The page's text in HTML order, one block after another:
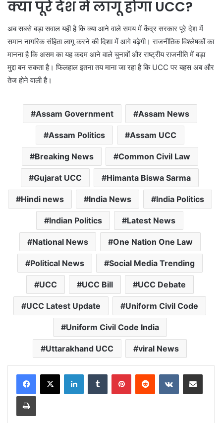
क्या पूरे देश में लागू होगा UCC?
अब सबसे बड़ा सवाल यही है कि क्या आने वाले समय में केंद्र सरकार पूरे देश में
समान नागरिक संहिता लागू करने की दिशा में आगे बढ़ेगी। राजनीतिक विश्लेषकों का
मानना है कि असम का यह कदम आने वाले चुनावों और राष्ट्रीय राजनीति में बड़ा
मुद्दा बन सकता है। फिलहाल इतना तय माना जा रहा है कि UCC पर बहस अब और
तेज होने वाली है।
Assam Government Assam News
Assam Politics Assam UCC
Breaking News Common Civil Law
Gujarat UCC Himanta Biswa Sarma
Hindi news India News India Politics
Indian Politics Latest News
National News One Nation One Law
Political News Social Media Trending
UCC UCC Bill UCC Debate
UCC Latest Update Uniform Civil Code
Uniform Civil Code India
Uttarakhand UCC viral News
LinkedInTumblr PinterestReddit VKontakteShare via Email
Print